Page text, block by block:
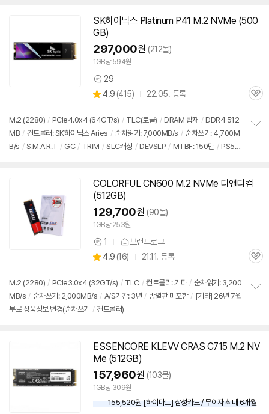
SK하이닉스 Platinum P41 M.2 NVMe (500
GB)
297,000원 (212몰)
1GB당 594원
상
품
견
29
별
4.9 (상
리
뷰
415) 22.05. 등록
관
M.2 (2280) / PCIe4.0x4 (64GT/s) / TLC(토글) / DRAM 탑재 / DDR4 512
MB / 컨트롤러: SK하이닉스 Aries / 순차읽기: 7,000MB/s / 순차쓰기: 4,700M
B/s / S.M.A.R.T / GC / TRIM / SLC캐싱 / DEVSLP / MTBF: 150만 / PS5
COLORFUL CN600 M.2 NVMe 디앤디컴
(512GB)
129,700원 (90몰)
1GB당 253원
상
품
견
1 브랜드로그
별
4.9 (상
리
뷰
16) 21.11. 등록
관
M.2 (2280) / PCIe3.0x4 (32GT/s) / TLC / 컨트롤러: 기타 / 순차읽기: 3,200
MB/s / 순차쓰기: 2,000MB/s / A/S기간: 3년 / 방열판 미포함 / [기타] 26년 7월
부로 상품정보 변경(순차쓰기 / 컨트롤러)
기
ESSENCORE KLEVV CRAS C715 M.2 NV
Me (512GB)
157,960원 (103몰)
1GB당 309원
155,520원 [하이마트] 삼성카드 / 무이자 최대 6개월